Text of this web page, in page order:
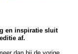
en inspiratie sluit
af.